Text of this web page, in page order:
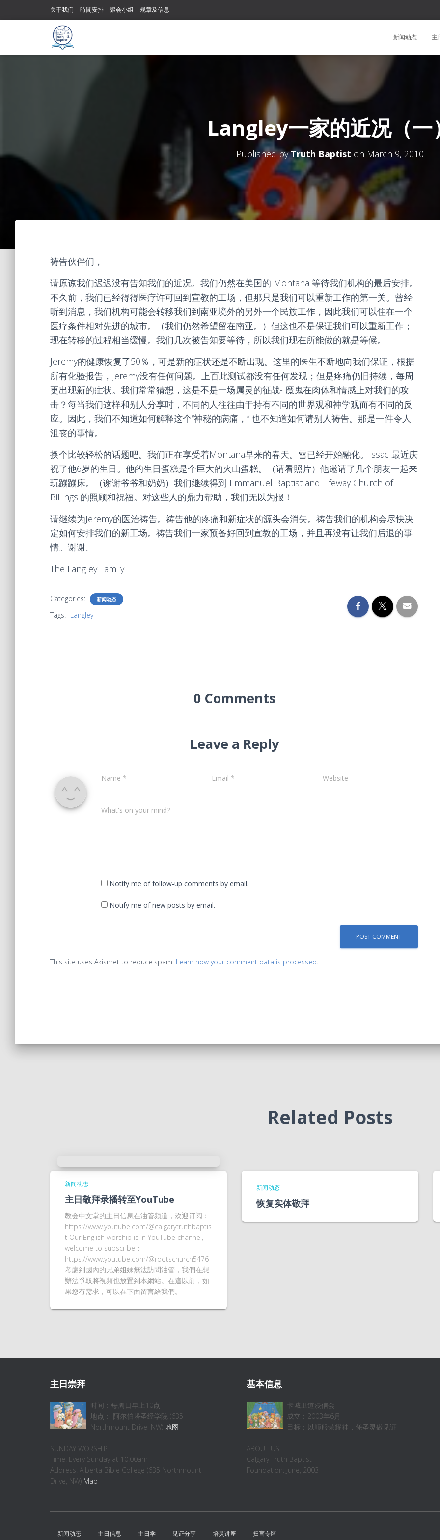
关于我们 時間安排 聚会小组 规章及信息
新闻动态 主
Langley一家的近况（一
Published byTruth Baptist on March 9, 2010
祷告伙伴们，
请原谅我们迟迟没有告知我们的近况。我们仍然在美国的 Montana 等待我们机构的最后安排。
不久前，我们已经得得医疗许可回到宣教的工场，但那只是我们可以重新工作的第一关。曾经
听到消息，我们机构可能会转移我们到南亚境外的另外一个民族工作，因此我们可以住在一个
医疗条件相对先进的城市。（我们仍然希望留在南亚。）但这也不是保证我们可以重新工作；
现在转移的过程相当缓慢。我们几次被告知要等待，所以我们现在所能做的就是等候。
Jeremy的健康恢复了50％，可是新的症状还是不断出现。这里的医生不断地向我们保证，根据
所有化验报告，Jeremy没有任何问题。上百此测试都没有任何发现；但是疼痛仍旧持续，每周
更出现新的症状。我们常常猜想，这是不是一场属灵的征战- 魔鬼在肉体和情感上对我们的攻
击？每当我们这样和别人分享时，不同的人往往由于持有不同的世界观和神学观而有不同的反
应。因此，我们不知道如何解释这个“神秘的病痛，” 也不知道如何请别人祷告。那是一件令人
沮丧的事情。
换个比较轻松的话题吧。我们正在享受着Montana早来的春天。雪已经开始融化。Issac 最近庆
祝了他6岁的生日。他的生日蛋糕是个巨大的火山蛋糕。（请看照片）他邀请了几个朋友一起来
玩蹦蹦床。（谢谢爷爷和奶奶）我们继续得到 Emmanuel Baptist and Lifeway Church of
Billings 的照顾和祝福。对这些人的鼎力帮助，我们无以为报！
请继续为Jeremy的医治祷告。祷告他的疼痛和新症状的源头会消失。祷告我们的机构会尽快决
定如何安排我们的新工场。祷告我们一家预备好回到宣教的工场，并且再没有让我们后退的事
情。谢谢。
The Langley Family
Categories: 新闻动态
Tags: Langley
0 Comments
Leave a Reply
Name * Email * Website
What's on your mind?
Notify me of follow-up comments by email.
Notify me of new posts by email.
This site uses Akismet to reduce spam. Learn how your comment data is processed.
Related Posts
新闻动态
主日敬拜录播转至YouTube
教会中文堂的主日信息在油管频道，欢迎订阅：
https://www.youtube.com/@calgarytruthbaptis
t Our English worship is in YouTube channel,
welcome to subscribe：
https://www.youtube.com/@rootschurch5476
考慮到國內的兄弟姐妹無法訪問油管，我們在想
辦法爭取將視頻也放置到本網站。在這以前，如
果您有需求，可以在下面留言給我們。
新闻动态
恢复实体敬拜
主日崇拜
时间：每周日早上10点
地点： 阿尔伯塔圣经学院 (635
Northmount Drive, NW) 地图
SUNDAY WORSHIP
Time: Every Sunday at 10:00am
Address: Alberta Bible College (635 Northmount
Drive, NW) Map
基本信息
卡城卫道浸信会
成立：2003年6月
目标：以顺服荣耀神，凭圣灵做见证
ABOUT US
Calgary Truth Baptist
Foundation: June, 2003
新闻动态 主日信息 主日学 见证分享 培灵讲座 扫盲专区